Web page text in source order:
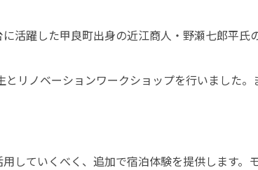
活躍した甲良町出身の近江商人・野瀬七郎平氏
リノベーションワークショップを行いました
していくべく、追加で宿泊体験を提供します。